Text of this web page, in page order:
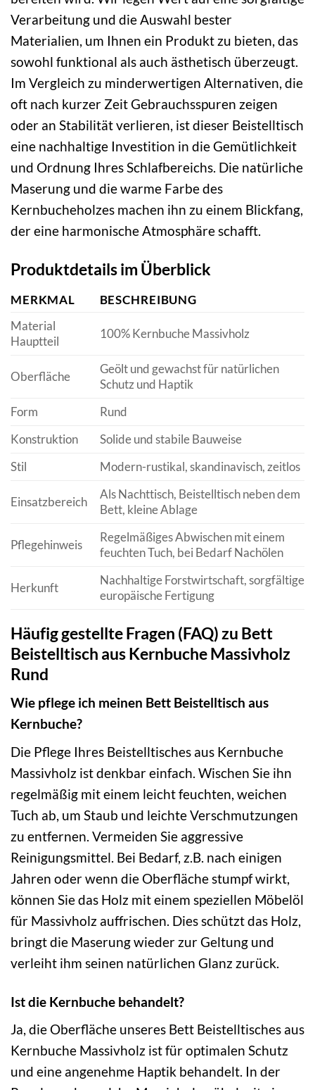
Verarbeitung und die Auswahl bester
Materialien, um Ihnen ein Produkt zu bieten, das
sowohl funktional als auch ästhetisch überzeugt.
Im Vergleich zu minderwertigen Alternativen, die
oft nach kurzer Zeit Gebrauchsspuren zeigen
oder an Stabilität verlieren, ist dieser Beistelltisch
eine nachhaltige Investition in die Gemütlichkeit
und Ordnung Ihres Schlafbereichs. Die natürliche
Maserung und die warme Farbe des
Kernbucheholzes machen ihn zu einem Blickfang,
der eine harmonische Atmosphäre schafft.
Produktdetails im Überblick
MERKMAL
BESCHREIBUNG
Material
Hauptteil
100% Kernbuche Massivholz
Oberfläche
Geölt und gewachst für natürlichen
Schutz und Haptik
Form
Rund
Konstruktion
Solide und stabile Bauweise
Stil
Modern-rustikal, skandinavisch, zeitlos
Einsatzbereich
Als Nachttisch, Beistelltisch neben dem
Bett, kleine Ablage
Pflegehinweis
Regelmäßiges Abwischen mit einem
feuchten Tuch, bei Bedarf Nachölen
Herkunft
Nachhaltige Forstwirtschaft, sorgfältige
europäische Fertigung
Häufig gestellte Fragen (FAQ) zu Bett
Beistelltisch aus Kernbuche Massivholz
Rund
Wie pflege ich meinen Bett Beistelltisch aus
Kernbuche?
Die Pflege Ihres Beistelltisches aus Kernbuche
Massivholz ist denkbar einfach. Wischen Sie ihn
regelmäßig mit einem leicht feuchten, weichen
Tuch ab, um Staub und leichte Verschmutzungen
zu entfernen. Vermeiden Sie aggressive
Reinigungsmittel. Bei Bedarf, z.B. nach einigen
Jahren oder wenn die Oberfläche stumpf wirkt,
können Sie das Holz mit einem speziellen Möbelöl
für Massivholz auffrischen. Dies schützt das Holz,
bringt die Maserung wieder zur Geltung und
verleiht ihm seinen natürlichen Glanz zurück.
Ist die Kernbuche behandelt?
Ja, die Oberfläche unseres Bett Beistelltisches aus
Kernbuche Massivholz ist für optimalen Schutz
und eine angenehme Haptik behandelt. In der